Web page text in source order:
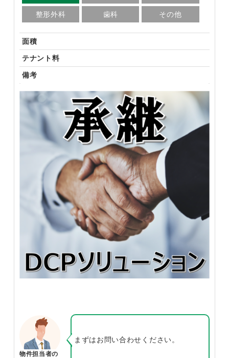
整形外科 歯科 その他
面積
テナント料
備考
物件担当者の
まずはお問い合わせください。